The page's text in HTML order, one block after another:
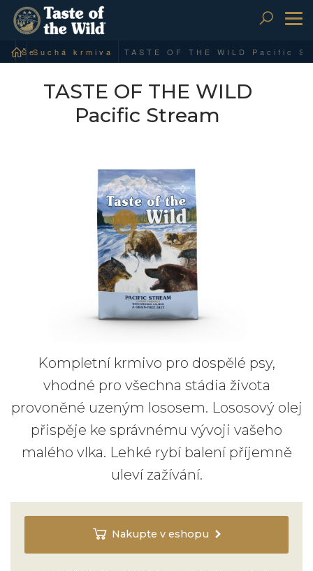
Šelmy psovité
Suchá krmiva
TASTE OF THE WILD
Pacific Stream
Kompletní krmivo pro dospělé psy,
vhodné pro všechna stádia života
provoněné uzeným lososem. Lososový olej
přispěje ke správnému vývoji vašeho
malého vlka. Lehké rybí balení příjemně
uleví zažívání.
Nakupte v eshopu